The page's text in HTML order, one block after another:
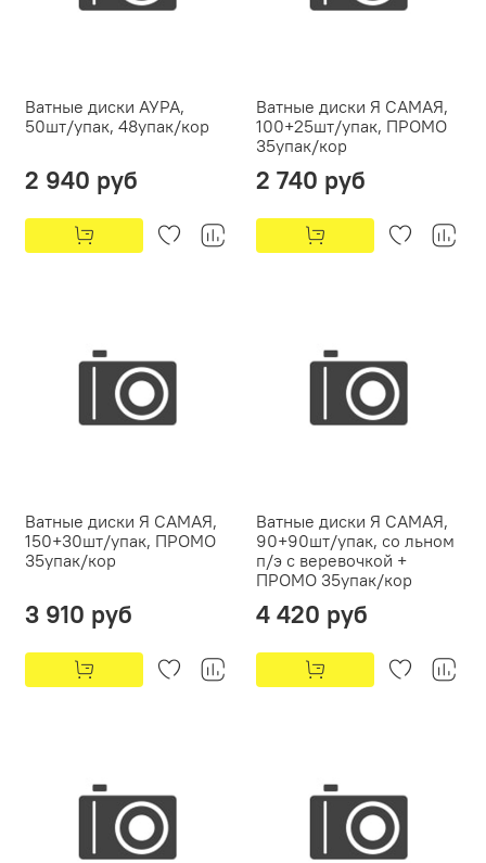
Ватные диски АУРА,
50шт/упак, 48упак/кор
2 940 руб
Ватные диски Я САМАЯ,
100+25шт/упак, ПРОМО
35упак/кор
2 740 руб
Ватные диски Я САМАЯ,
150+30шт/упак, ПРОМО
35упак/кор
3 910 руб
Ватные диски Я САМАЯ,
90+90шт/упак, со льном
п/э с веревочкой +
ПРОМО 35упак/кор
4 420 руб